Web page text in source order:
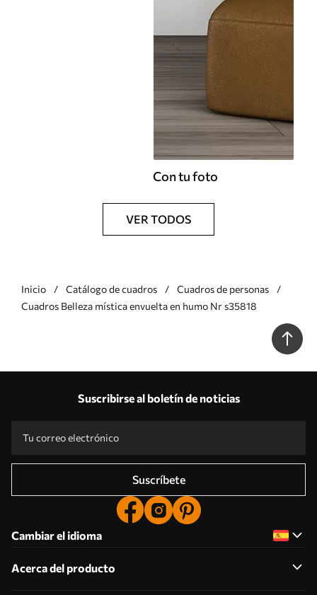
Con tu foto
VER TODOS
Inicio Catálogo de cuadros
Cuadros de personas
Cuadros Belleza mística envuelta en humo Nr s35818
Suscribirse al boletín de noticias
Suscríbete
Cambiar el idioma
Acerca del producto